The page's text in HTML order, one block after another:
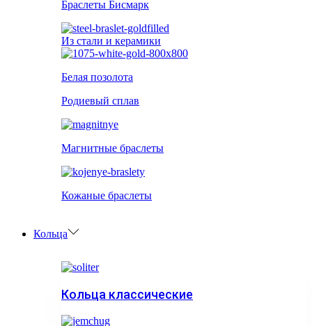
Браслеты Бисмарк
Из стали и керамики
Белая позолота
Родиевый сплав
Магнитные браслеты
Кожаные браслеты
Кольца
Кольца классические